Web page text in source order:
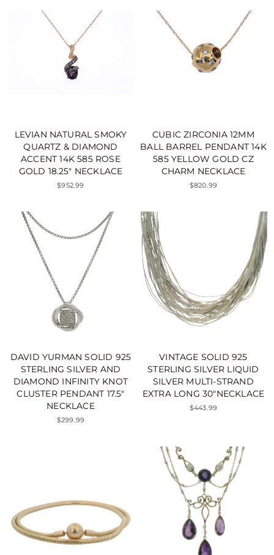
LEVIAN NATURAL SMOKY
QUARTZ & DIAMOND
ACCENT 14K 585 ROSE
GOLD 18.25" NECKLACE
$952.99
CUBIC ZIRCONIA 12MM
BALL BARREL PENDANT 14K
585 YELLOW GOLD CZ
CHARM NECKLACE
$820.99
DAVID YURMAN SOLID 925
STERLING SILVER AND
DIAMOND INFINITY KNOT
CLUSTER PENDANT 17.5"
NECKLACE
$299.99
VINTAGE SOLID 925
STERLING SILVER LIQUID
SILVER MULTI-STRAND
EXTRA LONG 30"NECKLACE
$443.99